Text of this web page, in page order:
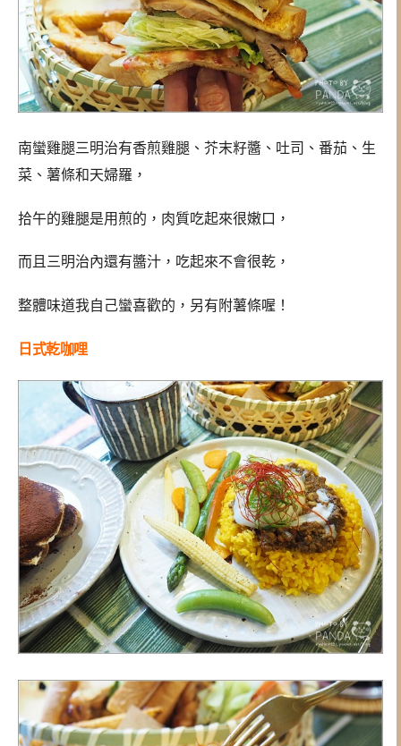
南蠻雞腿三明治有香煎雞腿、芥末籽醬、吐司、番茄、生
菜、薯條和天婦羅，
拾午的雞腿是用煎的，肉質吃起來很嫩口，
而且三明治內還有醬汁，吃起來不會很乾，
整體味道我自己蠻喜歡的，另有附薯條喔！
日式乾咖哩